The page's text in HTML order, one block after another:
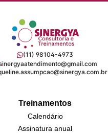
(11) 98104-4973
Treinamentos
Calendário
Assinatura anual